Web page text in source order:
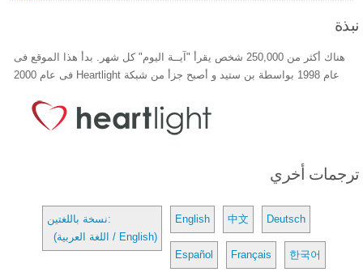
نبذة
هناك أكثر من 250,000 شخص يقرأ "آيــة اليوم" كل شهر. بدأ هذا الموقع فى
عام 1998 بواسطة بن ستيد و أصبح جزأ من شبكة Heartlight فى عام 2000
ترجمات أخري
نسخة باللغتين:
(اللغة العربية / English)
English 中文 Deutsch
Español Français 한국어